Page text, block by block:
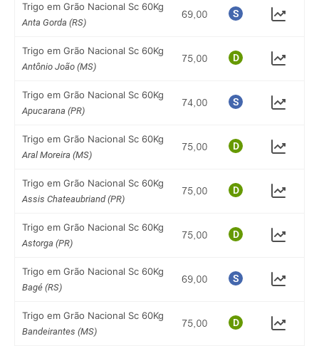
Trigo em Grão Nacional Sc 60Kg
Anta Gorda (RS)
Trigo em Grão Nacional Sc 60Kg
Antônio João (MS)
Trigo em Grão Nacional Sc 60Kg
Apucarana (PR)
Trigo em Grão Nacional Sc 60Kg
Aral Moreira (MS)
Trigo em Grão Nacional Sc 60Kg
Assis Chateaubriand (PR)
Trigo em Grão Nacional Sc 60Kg
Astorga (PR)
Trigo em Grão Nacional Sc 60Kg
Bagé (RS)
Trigo em Grão Nacional Sc 60Kg
Bandeirantes (MS)